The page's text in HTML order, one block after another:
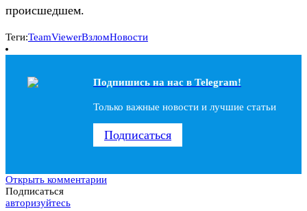
происшедшем.
Теги:TeamViewerВзломНовости
Подпишись на наc в Telegram!
Только важные новости и лучшие статьи
Подписаться
Открыть комментарии
Подписаться
авторизуйтесь